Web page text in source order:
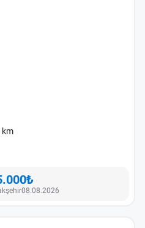
km
08.08.2026